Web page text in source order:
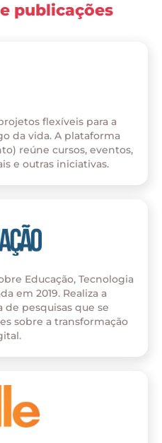
publicações
flexíveis para a
da vida. A plataforma
reúne cursos, eventos,
e outras iniciativas.
Educação, Tecnologia
em 2019. Realiza a
pesquisas que se
sobre a transformação